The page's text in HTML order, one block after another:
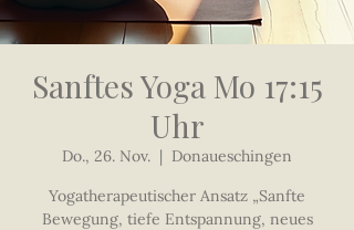
Sanftes Yoga Mo 17:15
Uhr
Do., 26. Nov.
  |
Donaueschingen
Yogatherapeutischer Ansatz „Sanfte
Bewegung, tiefe Entspannung, neues